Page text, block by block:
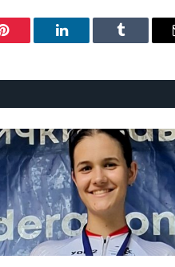
Pinterest LinkedIn Tumblr